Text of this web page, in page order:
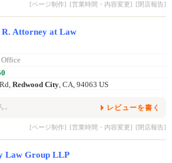
[ページ制作] [営業時間・内容変更] [閉店報告]
Attorney at Law
Redwood City, CA, 94063 US
レビューを書く
[ページ制作] [営業時間・内容変更] [閉店報告]
Law Group LLP